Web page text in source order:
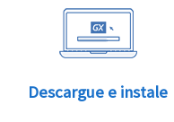
Descargue e instale